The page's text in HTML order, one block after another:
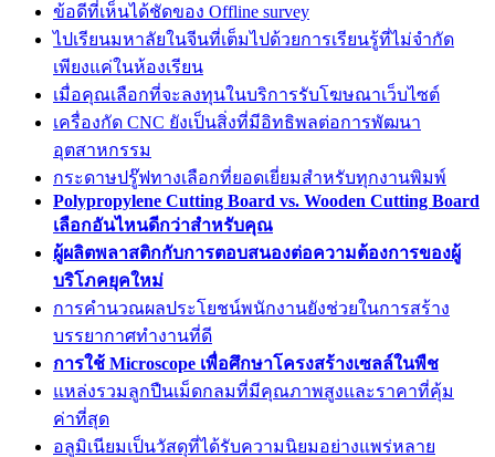
ข้อดีที่เห็นได้ชัดของ Offline survey
ไปเรียนมหาลัยในจีนที่เต็มไปด้วยการเรียนรู้ที่ไม่จำกัด
เพียงแค่ในห้องเรียน
เมื่อคุณเลือกที่จะลงทุนในบริการรับโฆษณาเว็บไซต์
เครื่องกัด CNC ยังเป็นสิ่งที่มีอิทธิพลต่อการพัฒนา
อุตสาหกรรม
กระดาษปรู๊ฟทางเลือกที่ยอดเยี่ยมสำหรับทุกงานพิมพ์
Polypropylene Cutting Board vs. Wooden Cutting Board
เลือกอันไหนดีกว่าสำหรับคุณ
ผู้ผลิตพลาสติกกับการตอบสนองต่อความต้องการของผู้
บริโภคยุคใหม่
การคำนวณผลประโยชน์พนักงานยังช่วยในการสร้าง
บรรยากาศทำงานที่ดี
การใช้ Microscope เพื่อศึกษาโครงสร้างเซลล์ในพืช
แหล่งรวมลูกปืนเม็ดกลมที่มีคุณภาพสูงและราคาที่คุ้ม
ค่าที่สุด
อลูมิเนียมเป็นวัสดุที่ได้รับความนิยมอย่างแพร่หลาย